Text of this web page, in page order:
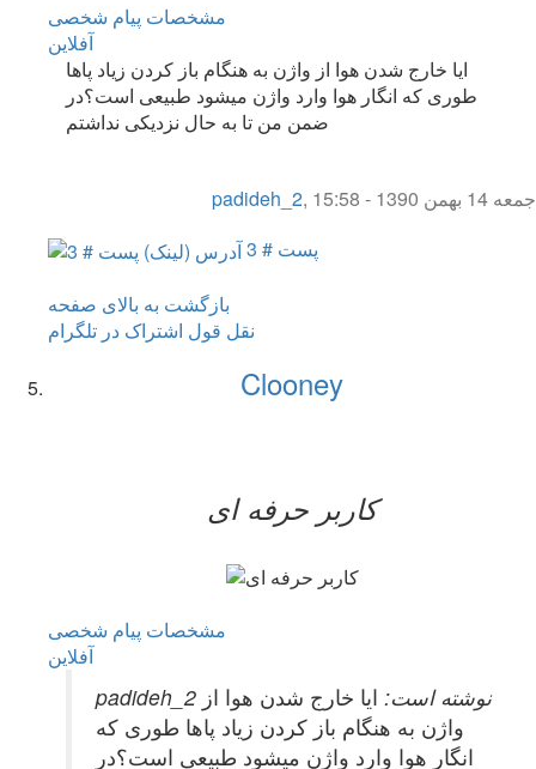
مشخصات پیام شخصی
آفلاين
ایا خارج شدن هوا از واژن به هنگام باز کردن زیاد پاها
طوری که انگار هوا وارد واژن میشود طبیعی است؟در
ضمن من تا به حال نزدیکی نداشتم
padideh_2,
جمعه 14 بهمن 1390 - 15:58
پست # 3
بازگشت به بالای صفحه
نقل قول اشتراک در تلگرام
Clooney
کاربر حرفه ای
مشخصات پیام شخصی
آفلاين
padideh_2 نوشته است: ایا خارج شدن هوا از
واژن به هنگام باز کردن زیاد پاها طوری که
انگار هوا وارد واژن میشود طبیعی است؟در